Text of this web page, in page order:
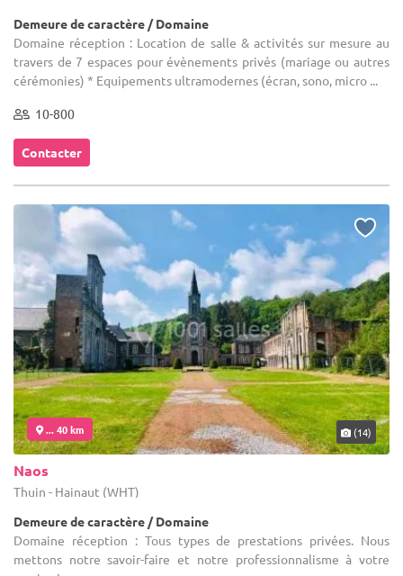
Demeure de caractère / Domaine
Domaine réception : Location de salle & activités sur mesure au
travers de 7 espaces pour évènements privés (mariage ou autres
cérémonies) * Equipements ultramodernes (écran, sono, micro ...
10-800
Contacter
... 40 km (14)
Naos
Thuin - Hainaut (WHT)
Demeure de caractère / Domaine
Domaine réception : Tous types de prestations privées. Nous
mettons notre savoir-faire et notre professionnalisme à votre